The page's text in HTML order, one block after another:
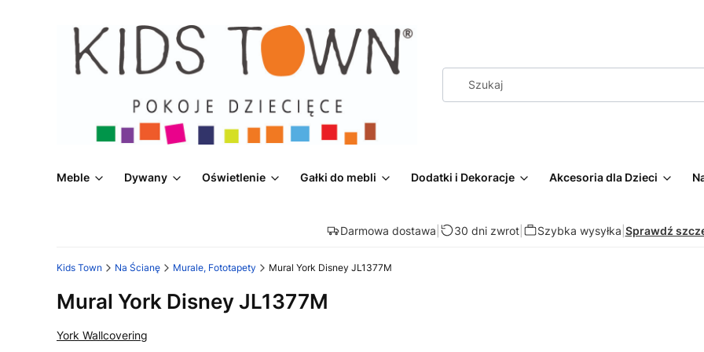
Meble Dywany Oświetlenie Gałki do mebli Dodatki i Dekoracje Akcesoria dla Dzieci
Darmowa dostawa 30 dni zwrot| Szybka wysyłka Sprawdź
Kids Town Na Ścianę Murale, Fototapety Mural York Disney JL1377M
Mural York Disney JL1377M
York Wallcovering